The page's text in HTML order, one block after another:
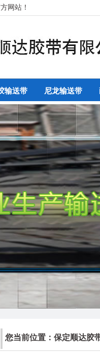
网站！
输送带 尼龙输送带
您当前位置： 保定顺达胶